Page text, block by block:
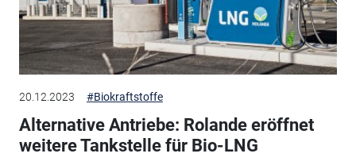
20.12.2023 #Biokraftstoffe
Alternative Antriebe: Rolande eröffnet
weitere Tankstelle für Bio-LNG